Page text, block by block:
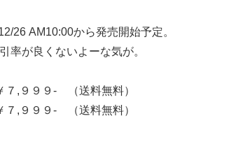
26 AM10:00から発売開始予定。
率が良くないよーな気が。
,９９９- （送料無料）
,９９９- （送料無料）